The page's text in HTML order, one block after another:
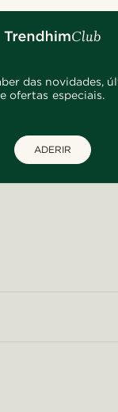
das novidades,
e ofertas especiais.
ADERIR